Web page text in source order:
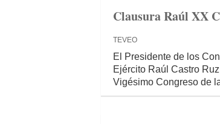
Clausura Raúl XX
TEVEO
El Presidente de los
Ejército Raúl Castro
Vigésimo Congreso de